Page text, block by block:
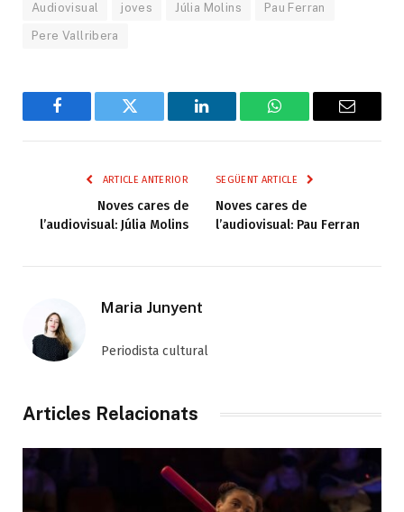
Audiovisual joves Júlia Molins Pau Ferran
Pere Vallribera
Facebook Twitter LinkedIn WhatsAppEmail
ARTICLE ANTERIOR
Noves cares de
l’audiovisual: Júlia Molins
SEGÜENT ARTICLE
Noves cares de
l’audiovisual: Pau Ferran
Maria Junyent
Periodista cultural
Articles Relacionats